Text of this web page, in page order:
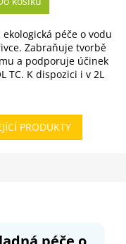
ekologická péče o vodu
Zabraňuje tvorbě
a podporuje účinek
TC. K dispozici i v 2L
PRODUKTY